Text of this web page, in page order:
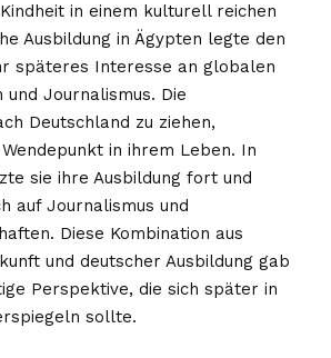
in einem kulturell reichen
Ausbildung in Ägypten legte den
späteres Interesse an globalen
und Journalismus. Die
Deutschland zu ziehen,
in ihrem Leben. In
sie ihre Ausbildung fort und
auf Journalismus und
Diese Kombination aus
und deutscher Ausbildung gab
Perspektive, die sich später in
sollte.